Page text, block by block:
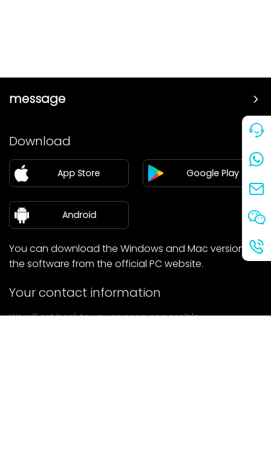
message
Partner
Blog
about Us
Download
App Store Google Play
Android
You can download the Windows and Mac versions of
the software from the official PC website.
Your contact information
We will get back to you as soon as possible.